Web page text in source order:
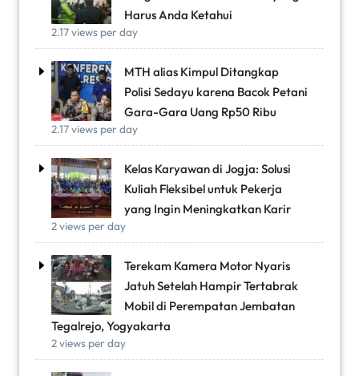
Harus Anda Ketahui
2.17 views per day
MTH alias Kimpul Ditangkap
Polisi Sedayu karena Bacok Petani
Gara-Gara Uang Rp50 Ribu
2.17 views per day
Kelas Karyawan di Jogja: Solusi
Kuliah Fleksibel untuk Pekerja
yang Ingin Meningkatkan Karir
2 views per day
Terekam Kamera Motor Nyaris
Jatuh Setelah Hampir Tertabrak
Mobil di Perempatan Jembatan
Tegalrejo, Yogyakarta
2 views per day